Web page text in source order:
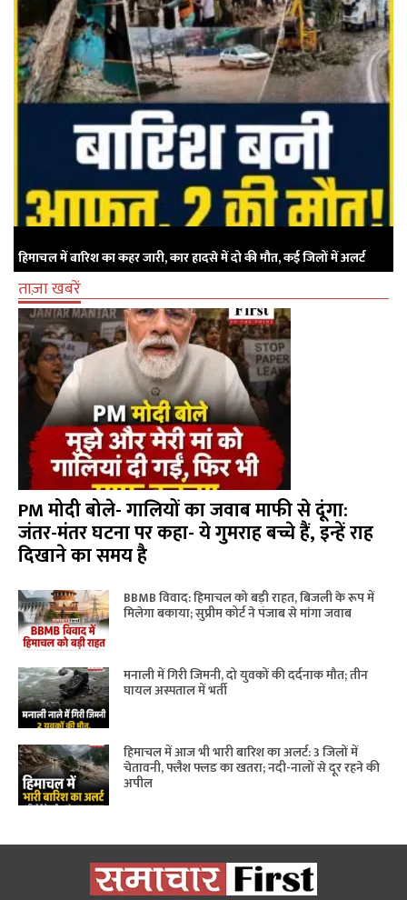
हिमाचल में बारिश का कहर जारी, कार हादसे में दो की मौत, कई जिलों में अलर्ट
ताज़ा खबरें
PM मोदी बोले- गालियों का जवाब माफी से दूंगा:
जंतर-मंतर घटना पर कहा- ये गुमराह बच्चे हैं, इन्हें राह
दिखाने का समय है
BBMB विवाद: हिमाचल को बड़ी राहत, बिजली के रूप में
मिलेगा बकाया; सुप्रीम कोर्ट ने पंजाब से मांगा जवाब
मनाली में गिरी जिमनी, दो युवकों की दर्दनाक मौत; तीन
घायल अस्पताल में भर्ती
हिमाचल में आज भी भारी बारिश का अलर्ट: 3 जिलों में
चेतावनी, फ्लैश फ्लड का खतरा; नदी-नालों से दूर रहने की
अपील